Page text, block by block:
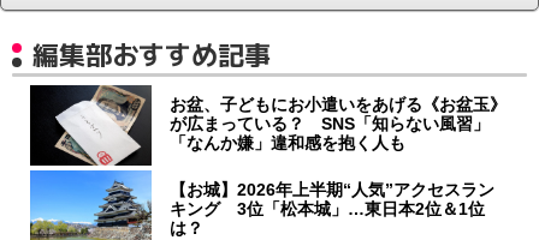
編集部おすすめ記事
お盆、子どもにお小遣いをあげる《お盆玉》
が広まっている？ SNS「知らない風習」
「なんか嫌」違和感を抱く人も
【お城】2026年上半期“人気”アクセスラン
キング 3位「松本城」…東日本2位＆1位
は？